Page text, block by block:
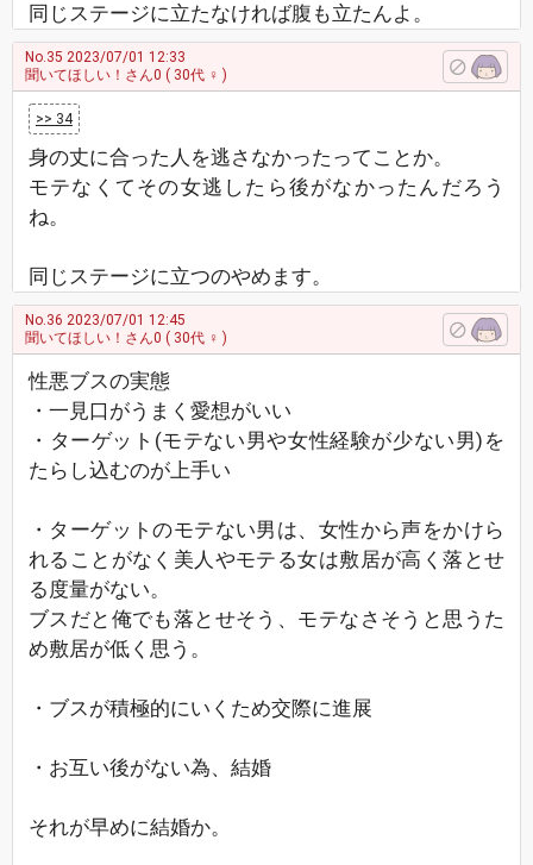
同じステージに立たなければ腹も立たんよ。
No.35 2023/07/01 12:33
聞いてほしい！さん0 ( 30代 ♀ )
>> 34
身の丈に合った人を逃さなかったってことか。
モテなくてその女逃したら後がなかったんだろう
ね。
同じステージに立つのやめます。
No.36 2023/07/01 12:45
聞いてほしい！さん0 ( 30代 ♀ )
性悪ブスの実態
・一見口がうまく愛想がいい
・ターゲット(モテない男や女性経験が少ない男)を
たらし込むのが上手い
・ターゲットのモテない男は、女性から声をかけら
れることがなく美人やモテる女は敷居が高く落とせ
る度量がない。
ブスだと俺でも落とせそう、モテなさそうと思うた
め敷居が低く思う。
・ブスが積極的にいくため交際に進展
・お互い後がない為、結婚
それが早めに結婚か。